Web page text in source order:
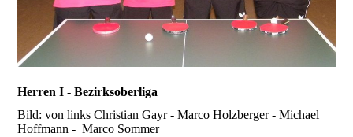
Herren I - Bezirksoberliga
Bild: von links Christian Gayr - Marco Holzberger - Michael
Hoffmann - Marco Sommer